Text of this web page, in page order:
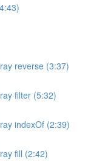
reverse (3:37)
filter (5:32)
indexOf (2:39)
fill (2:42)